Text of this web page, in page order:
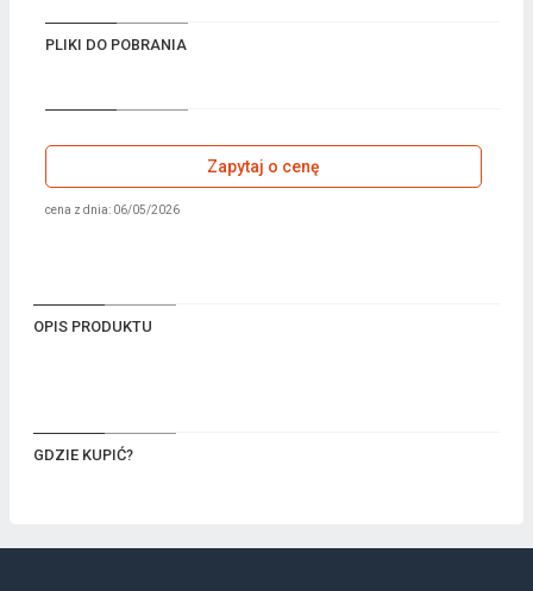
PLIKI DO POBRANIA
Zapytaj o cenę
cena z dnia: 06/05/2026
OPIS PRODUKTU
GDZIE KUPIĆ?